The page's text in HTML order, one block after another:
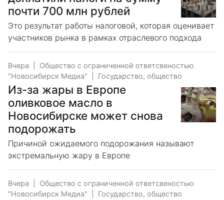
почти 700 млн рублей
Это результат работы налоговой, которая оценивает
участников рынка в рамках отраслевого подхода
Вчера
Общество с ограниченной ответсвеностью
"Новосибирск Медиа"
Государство, общество
Из-за жары в Европе
оливковое масло в
Новосибирске может снова
подорожать
Причиной ожидаемого подорожания называют
экстремальную жару в Европе
Вчера
Общество с ограниченной ответсвеностью
"Новосибирск Медиа"
Государство, общество